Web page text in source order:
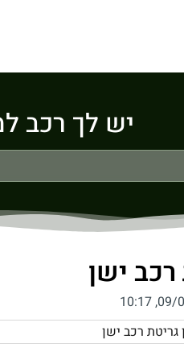
יש לך רכב
רכב ישן
גריטת רכב ישן